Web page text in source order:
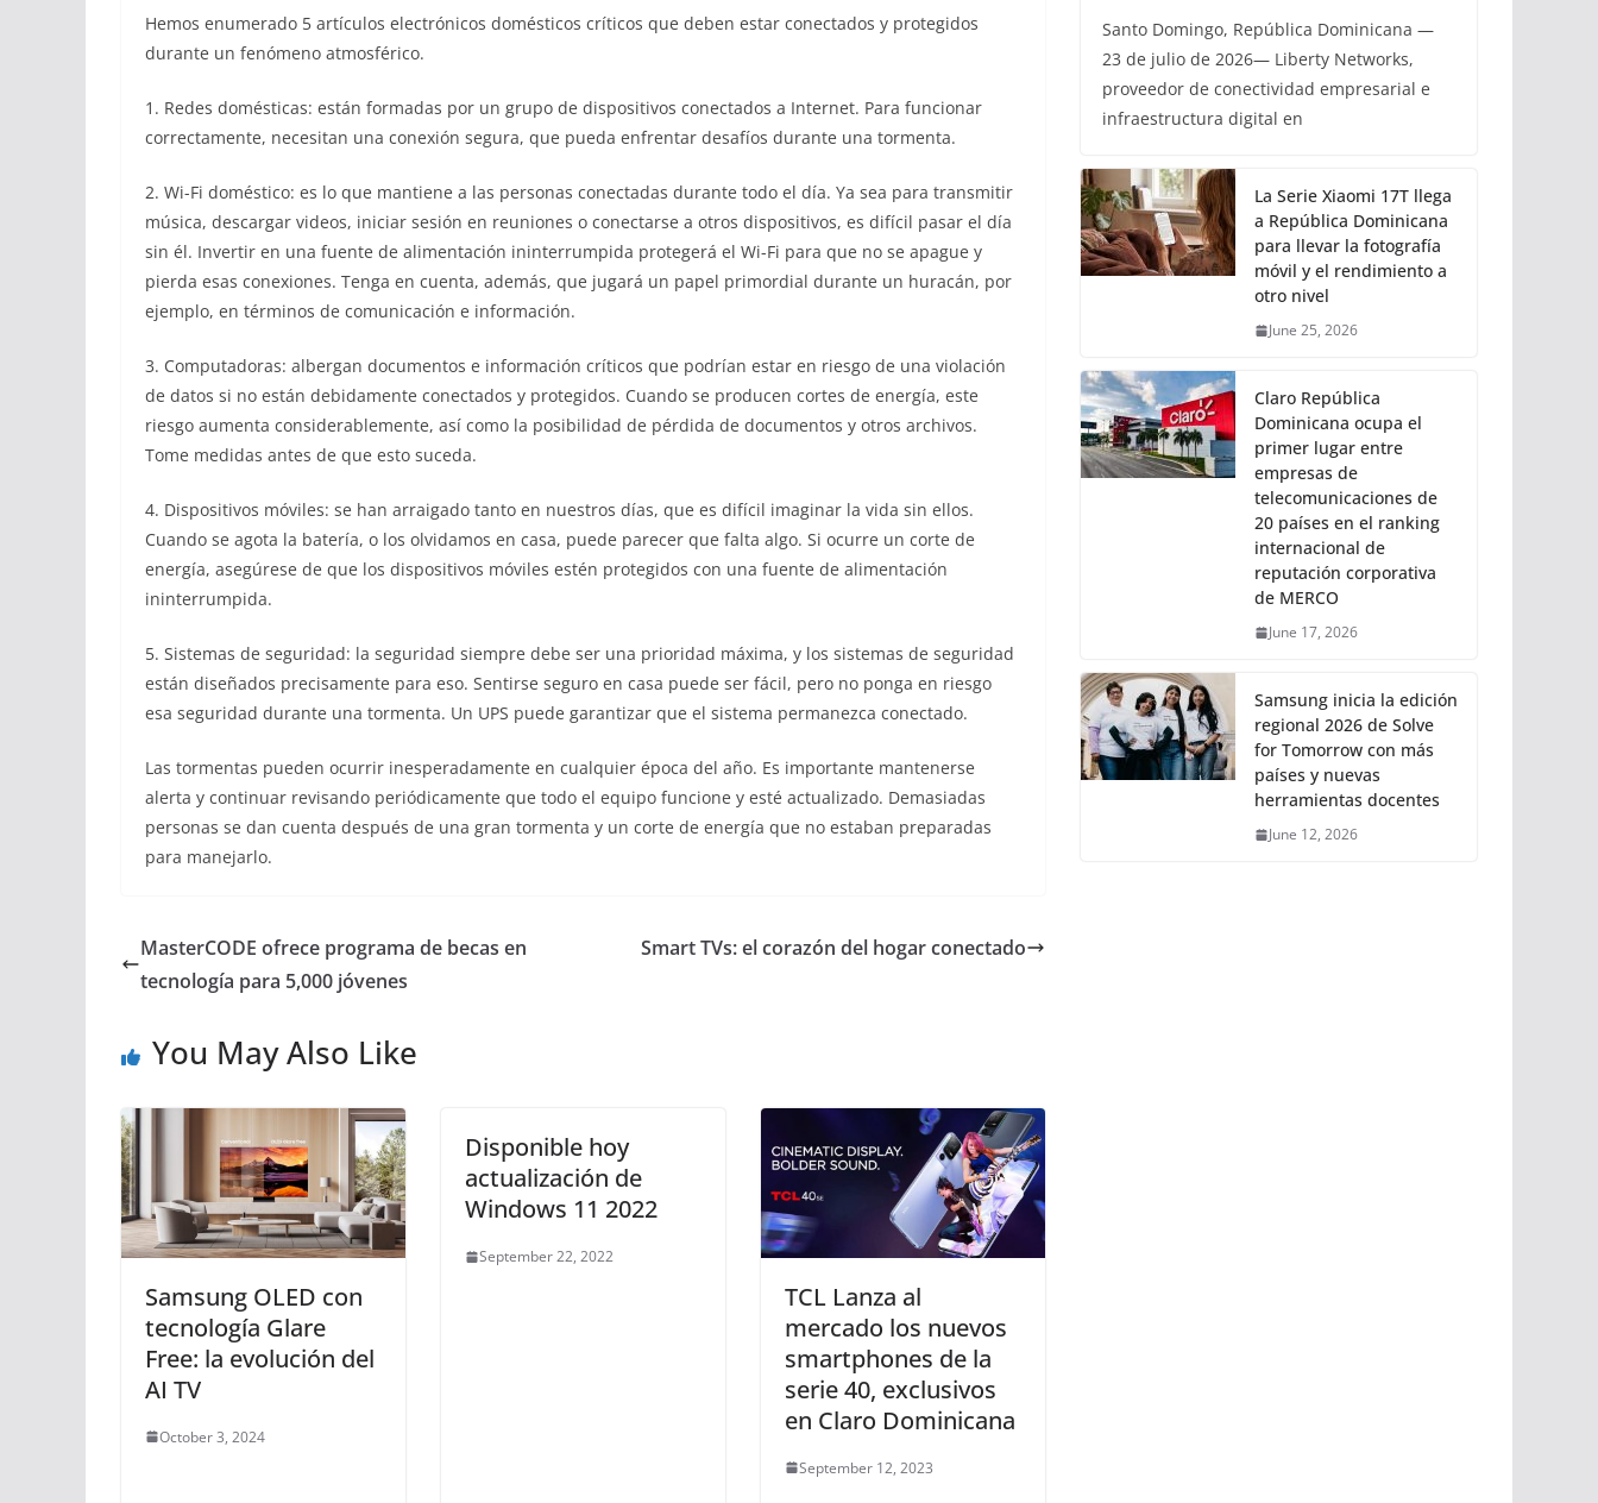
Hemos enumerado 5 artículos electrónicos domésticos críticos que deben estar conectados y protegidos
durante un fenómeno atmosférico.
1. Redes domésticas: están formadas por un grupo de dispositivos conectados a Internet. Para funcionar
correctamente, necesitan una conexión segura, que pueda enfrentar desafíos durante una tormenta.
2. Wi-Fi doméstico: es lo que mantiene a las personas conectadas durante todo el día. Ya sea para transmitir
música, descargar videos, iniciar sesión en reuniones o conectarse a otros dispositivos, es difícil pasar el día
sin él. Invertir en una fuente de alimentación ininterrumpida protegerá el Wi-Fi para que no se apague y
pierda esas conexiones. Tenga en cuenta, además, que jugará un papel primordial durante un huracán, por
ejemplo, en términos de comunicación e información.
3. Computadoras: albergan documentos e información críticos que podrían estar en riesgo de una violación
de datos si no están debidamente conectados y protegidos. Cuando se producen cortes de energía, este
riesgo aumenta considerablemente, así como la posibilidad de pérdida de documentos y otros archivos.
Tome medidas antes de que esto suceda.
4. Dispositivos móviles: se han arraigado tanto en nuestros días, que es difícil imaginar la vida sin ellos.
Cuando se agota la batería, o los olvidamos en casa, puede parecer que falta algo. Si ocurre un corte de
energía, asegúrese de que los dispositivos móviles estén protegidos con una fuente de alimentación
ininterrumpida.
5. Sistemas de seguridad: la seguridad siempre debe ser una prioridad máxima, y ​​los sistemas de seguridad
están diseñados precisamente para eso. Sentirse seguro en casa puede ser fácil, pero no ponga en riesgo
esa seguridad durante una tormenta. Un UPS puede garantizar que el sistema permanezca conectado.
Las tormentas pueden ocurrir inesperadamente en cualquier época del año. Es importante mantenerse
alerta y continuar revisando periódicamente que todo el equipo funcione y esté actualizado. Demasiadas
personas se dan cuenta después de una gran tormenta y un corte de energía que no estaban preparadas
para manejarlo.
MasterCODE ofrece programa de becas en
tecnología para 5,000 jóvenes
Smart TVs: el corazón del hogar conectado
You May Also Like
Samsung OLED con
tecnología Glare
Free: la evolución del
AI TV
October 3, 2024
Disponible hoy
actualización de
Windows 11 2022
September 22, 2022
TCL Lanza al
mercado los nuevos
smartphones de la
serie 40, exclusivos
en Claro Dominicana
September 12, 2023
Santo Domingo, República Dominicana —
23 de julio de 2026— Liberty Networks,
proveedor de conectividad empresarial e
infraestructura digital en
La Serie Xiaomi 17T llega
a República Dominicana
para llevar la fotografía
móvil y el rendimiento a
otro nivel
June 25, 2026
Claro República
Dominicana ocupa el
primer lugar entre
empresas de
telecomunicaciones de
20 países en el ranking
internacional de
reputación corporativa
de MERCO
June 17, 2026
Samsung inicia la edición
regional 2026 de Solve
for Tomorrow con más
países y nuevas
herramientas docentes
June 12, 2026